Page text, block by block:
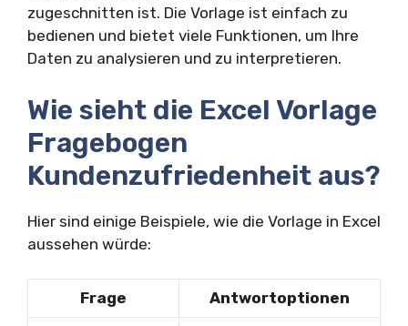
zugeschnitten ist. Die Vorlage ist einfach zu
bedienen und bietet viele Funktionen, um Ihre
Daten zu analysieren und zu interpretieren.
Wie sieht die Excel Vorlage
Fragebogen
Kundenzufriedenheit aus?
Hier sind einige Beispiele, wie die Vorlage in Excel
aussehen würde:
Frage Antwortoptionen